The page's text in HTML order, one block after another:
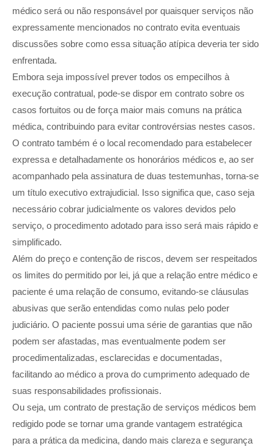
médico será ou não responsável por quaisquer serviços não
expressamente mencionados no contrato evita eventuais
discussões sobre como essa situação atípica deveria ter sido
enfrentada.
Embora seja impossível prever todos os empecilhos à
execução contratual, pode-se dispor em contrato sobre os
casos fortuitos ou de força maior mais comuns na prática
médica, contribuindo para evitar controvérsias nestes casos.
O contrato também é o local recomendado para estabelecer
expressa e detalhadamente os honorários médicos e, ao ser
acompanhado pela assinatura de duas testemunhas, torna-se
um título executivo extrajudicial. Isso significa que, caso seja
necessário cobrar judicialmente os valores devidos pelo
serviço, o procedimento adotado para isso será mais rápido e
simplificado.
Além do preço e contenção de riscos, devem ser respeitados
os limites do permitido por lei, já que a relação entre médico e
paciente é uma relação de consumo, evitando-se cláusulas
abusivas que serão entendidas como nulas pelo poder
judiciário. O paciente possui uma série de garantias que não
podem ser afastadas, mas eventualmente podem ser
procedimentalizadas, esclarecidas e documentadas,
facilitando ao médico a prova do cumprimento adequado de
suas responsabilidades profissionais.
Ou seja, um contrato de prestação de serviços médicos bem
redigido pode se tornar uma grande vantagem estratégica
para a prática da medicina, dando mais clareza e segurança